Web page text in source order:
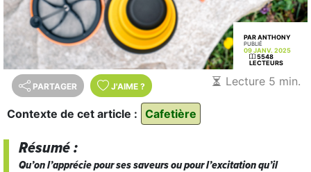
PAR ANTHONY
PUBLIÉ
09 JANV. 2025
5548
LECTEURS
PARTAGER J'AIME ? Lecture 5 min.
Contexte de cet article : Cafetière
Résumé :
Qu’on l’apprécie pour ses saveurs ou pour l’excitation qu’il